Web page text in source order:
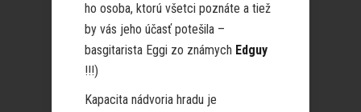
ho osoba, ktorú všetci poznáte a tiež
by vás jeho účasť potešila –
basgitarista Eggi zo známych Edguy
!!!)
Kapacita nádvoria hradu je